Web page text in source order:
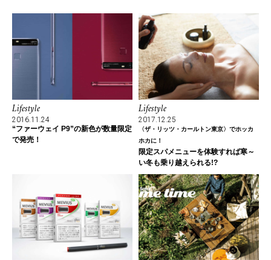
Lifestyle
2016.11.24
“ファーウェイ P9”の新色が数量限定
で発売！
Lifestyle
2017.12.25
〈ザ・リッツ・カールトン東京〉でホッカ
ホカに！
限定スパメニューを体験すれば寒～
い冬も乗り越えられる!?